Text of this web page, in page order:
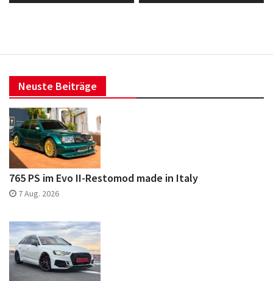
Neuste Beiträge
765 PS im Evo II-Restomod made in Italy
7 Aug. 2026